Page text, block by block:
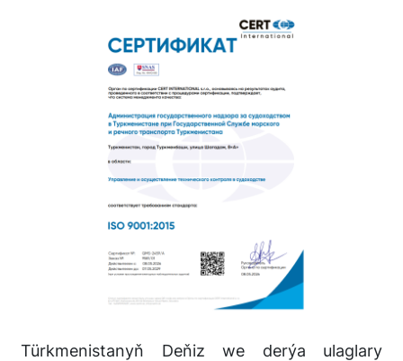
Türkmenistanyň Deňiz we derýa ulaglary